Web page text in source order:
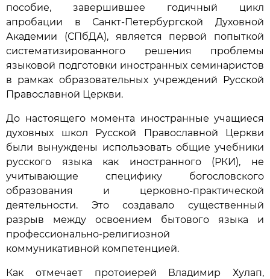
пособие, завершившее годичный цикл
апробации в Санкт-Петербургской Духовной
Академии (СПбДА), является первой попыткой
систематизированного решения проблемы
языковой подготовки иностранных семинаристов
в рамках образовательных учреждений Русской
Православной Церкви.
До настоящего момента иностранные учащиеся
духовных школ Русской Православной Церкви
были вынуждены использовать общие учебники
русского языка как иностранного (РКИ), не
учитывающие специфику богословского
образования и церковно-практической
деятельности. Это создавало существенный
разрыв между освоением бытового языка и
профессионально-религиозной
коммуникативной компетенцией.
Как отмечает протоиерей Владимир Хулап,